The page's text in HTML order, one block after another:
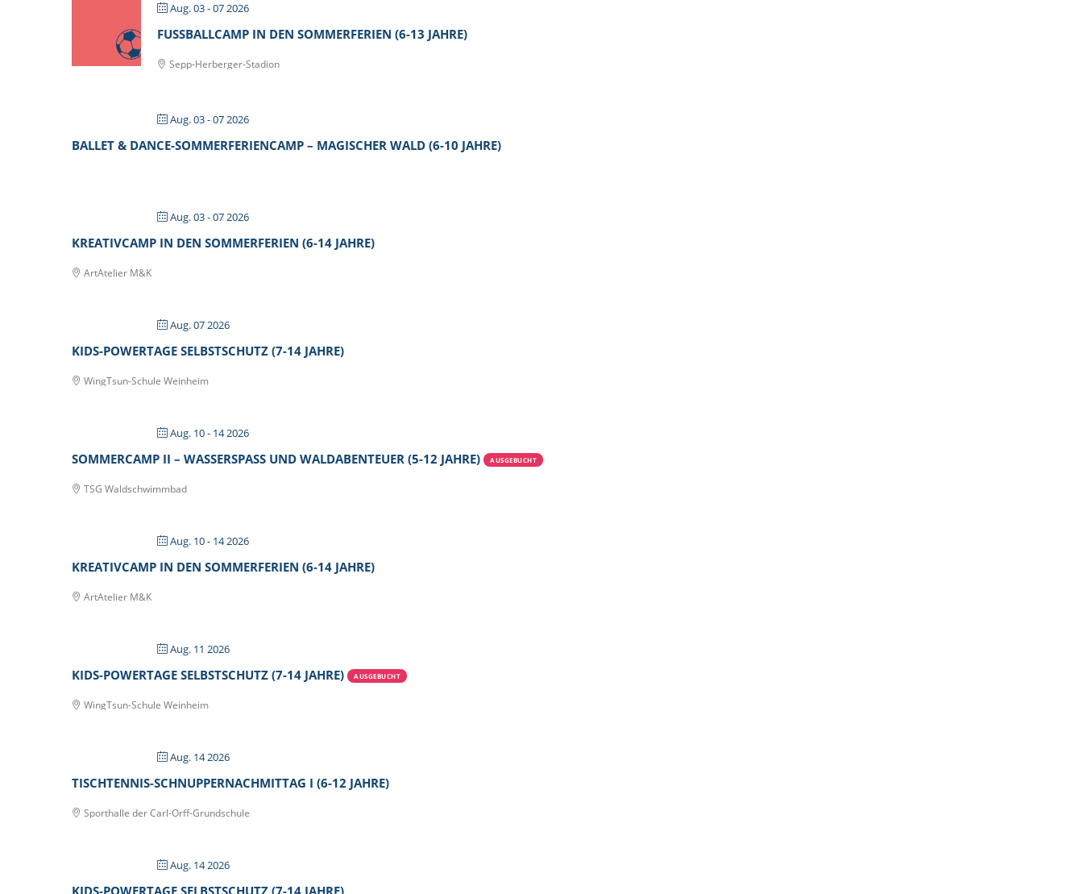
Aug. 03 - 07 2026
FUSSBALLCAMP IN DEN SOMMERFERIEN (6-13 JAHRE)
Sepp-Herberger-Stadion
Aug. 03 - 07 2026
BALLET & DANCE-SOMMERFERIENCAMP – MAGISCHER WALD (6-10 JAHRE)
Aug. 03 - 07 2026
KREATIVCAMP IN DEN SOMMERFERIEN (6-14 JAHRE)
ArtAtelier M&K
Aug. 07 2026
KIDS-POWERTAGE SELBSTSCHUTZ (7-14 JAHRE)
WingTsun-Schule Weinheim
Aug. 10 - 14 2026
SOMMERCAMP II – WASSERSPASS UND WALDABENTEUER (5-12 JAHRE) AUSGEBUCHT
TSG Waldschwimmbad
Aug. 10 - 14 2026
KREATIVCAMP IN DEN SOMMERFERIEN (6-14 JAHRE)
ArtAtelier M&K
Aug. 11 2026
KIDS-POWERTAGE SELBSTSCHUTZ (7-14 JAHRE) AUSGEBUCHT
WingTsun-Schule Weinheim
Aug. 14 2026
TISCHTENNIS-SCHNUPPERNACHMITTAG I (6-12 JAHRE)
Sporthalle der Carl-Orff-Grundschule
Aug. 14 2026
KIDS-POWERTAGE SELBSTSCHUTZ (7-14 JAHRE)